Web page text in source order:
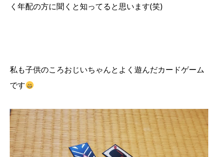
く年配の方に聞くと知ってると思います(笑)
私も子供のころおじいちゃんとよく遊んだカードゲーム
です